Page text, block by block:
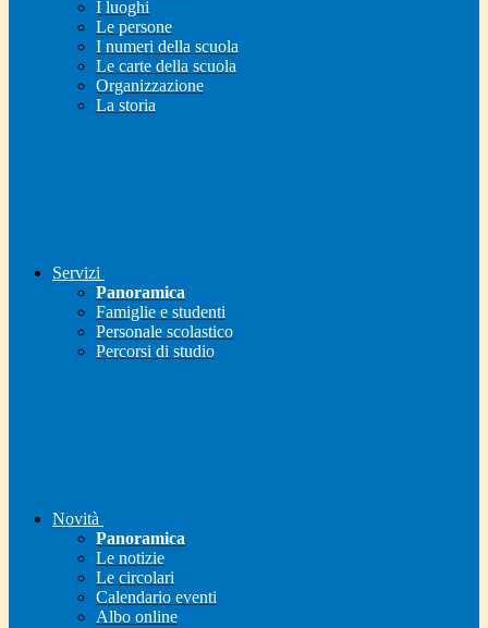
I luoghi
Le persone
I numeri della scuola
Le carte della scuola
Organizzazione
La storia
Servizi
Panoramica
Famiglie e studenti
Personale scolastico
Percorsi di studio
Novità
Panoramica
Le notizie
Le circolari
Calendario eventi
Albo online